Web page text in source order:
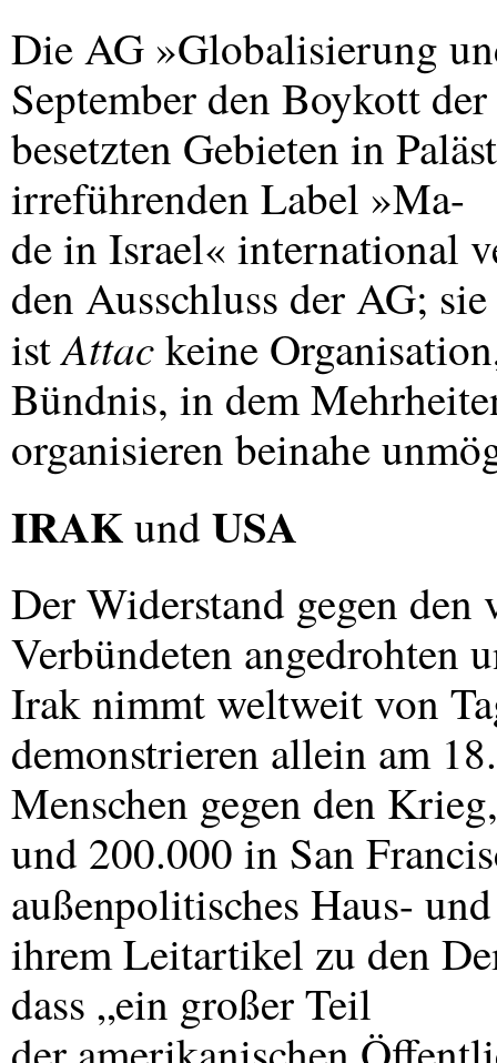
Die AG »Globalisierung
September den Boykott
besetzten Gebieten in
irreführenden Label »Ma-
de in Israel« international
den Ausschluss der AG;
istAttackeine
Bündnis, in dem
organisieren beinahe
IRAKundUSA
Der Widerstand gegen
Verbündeten angedrohten
Irak nimmt weltweit von
demonstrieren allein am
Menschen gegen den
und 200.000 in San
außenpolitisches Haus-
ihrem Leitartikel zu den
dass „ein großer Teil